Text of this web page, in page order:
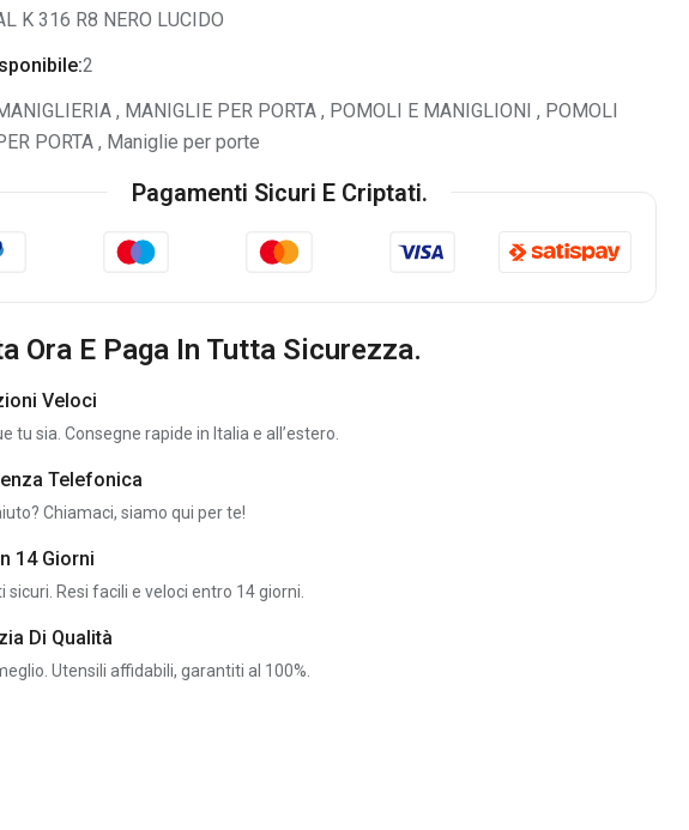
K 316 R8 NERO LUCIDO
2
, MANIGLIE PER PORTA , POMOLI E MANIGLIONI , POMOLI
PORTA , Maniglie per porte
Pagamenti Sicuri E Criptati.
Ora E Paga In Tutta Sicurezza.
Veloci
tu sia. Consegne rapide in Italia e all’estero.
Telefonica
Chiamaci, siamo qui per te!
14 Giorni
sicuri. Resi facili e veloci entro 14 giorni.
Di Qualità
Utensili affidabili, garantiti al 100%.
pannello.